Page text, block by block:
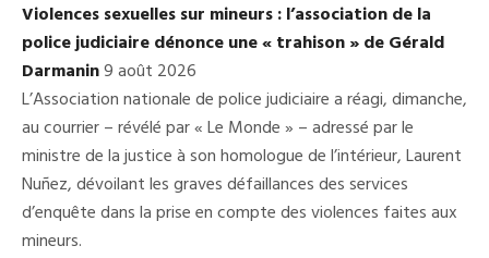
Violences sexuelles sur mineurs : l’association de la
police judiciaire dénonce une « trahison » de Gérald
Darmanin9 août 2026
L’Association nationale de police judiciaire a réagi, dimanche,
au courrier – révélé par « Le Monde » – adressé par le
ministre de la justice à son homologue de l’intérieur, Laurent
Nuñez, dévoilant les graves défaillances des services
d’enquête dans la prise en compte des violences faites aux
mineurs.